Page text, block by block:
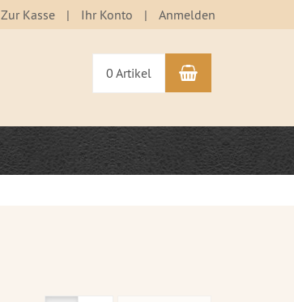
Zur Kasse Ihr Konto Anmelden
0 Artikel Warenkorb